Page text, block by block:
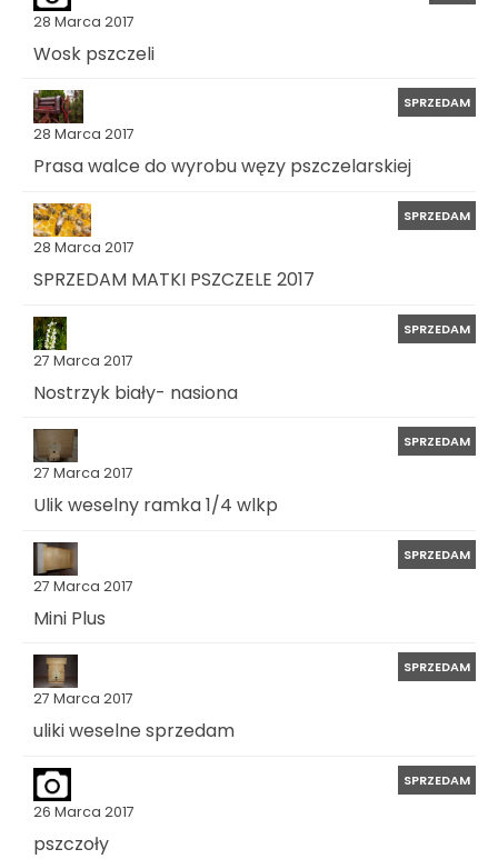
28 Marca 2017
Wosk pszczeli
28 Marca 2017
SPRZEDAM
Prasa walce do wyrobu węzy pszczelarskiej
28 Marca 2017
SPRZEDAM
SPRZEDAM MATKI PSZCZELE 2017
27 Marca 2017
SPRZEDAM
Nostrzyk biały- nasiona
27 Marca 2017
SPRZEDAM
Ulik weselny ramka 1/4 wlkp
27 Marca 2017
SPRZEDAM
Mini Plus
27 Marca 2017
SPRZEDAM
uliki weselne sprzedam
26 Marca 2017
SPRZEDAM
pszczoły